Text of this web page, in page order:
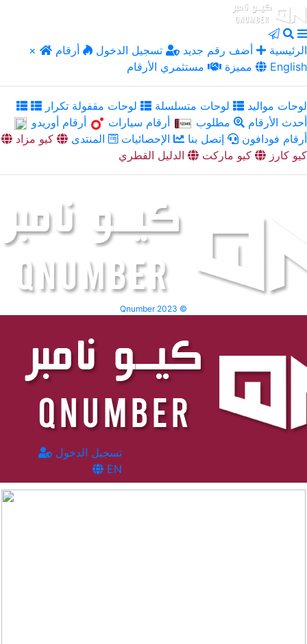
× الرئيسية أضف رقم جديد تسجيل الدخول
أرقام
مميزة
مستثمري الأرقام English
لوحات مواليد لوحات متسلسلة
لوحات مقفولة تكرار
أحدث الأرقام
مطلوب أرقام سيارات
أرقام أوريدو
أرقام فودافون
إتصل بنا الإحصائيات المنتدى
كيو مزاد
كيو كارز
كيو ماركت الدليل القطري
Qnumber 2023 ©
تسجيل الدخول
EN